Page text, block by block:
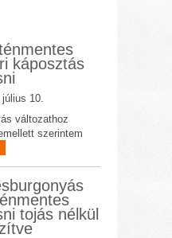
káposztás
10.
változathoz
szerintem
tojás nélkül